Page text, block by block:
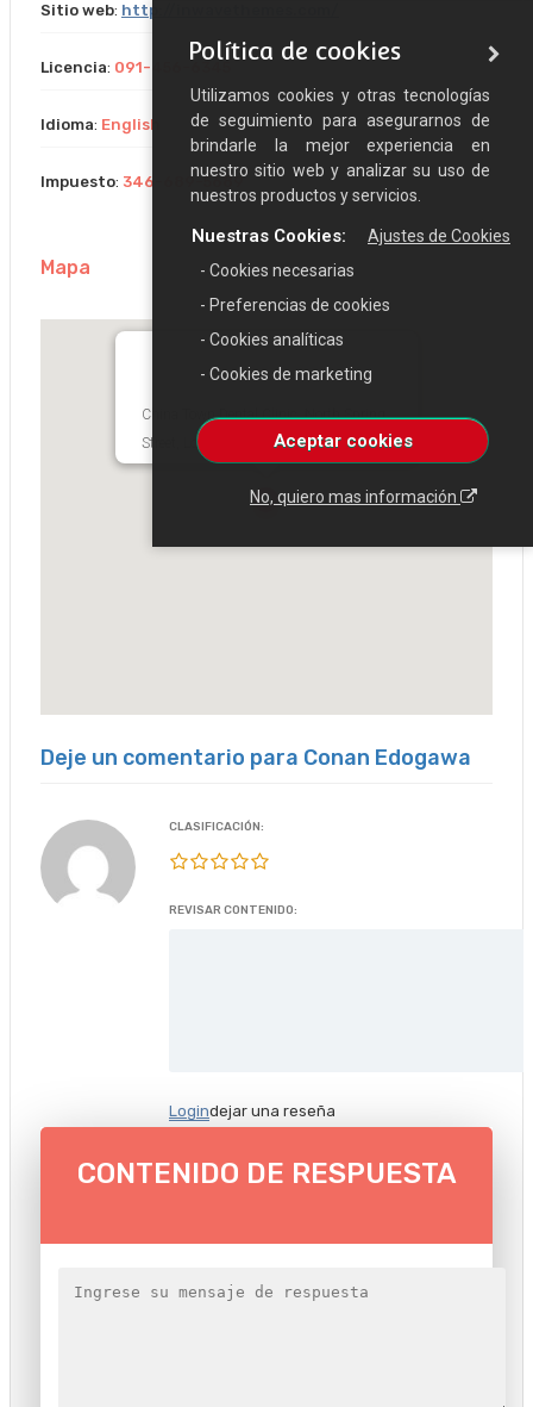
Sitio web: http://inwavethemes.com/
Licencia: 091-456-6345
Idioma: English
Impuesto: 346-689-5689
Mapa
China Town Dental Clinic, North Spring
Street, Los Angeles, CA, USA
Deje un comentario para Conan Edogawa
CLASIFICACIÓN:
REVISAR CONTENIDO:
Logindejar una reseña
CONTENIDO DE RESPUESTA
Política de cookies
Utilizamos cookies y otras tecnologías
de seguimiento para asegurarnos de
brindarle la mejor experiencia en
nuestro sitio web y analizar su uso de
nuestros productos y servicios.
Aceptar cookies
No, quiero mas información
Ajustes de Cookies
- Cookies necesarias
Nuestras Cookies:
- Preferencias de cookies
- Cookies analíticas
- Cookies de marketing